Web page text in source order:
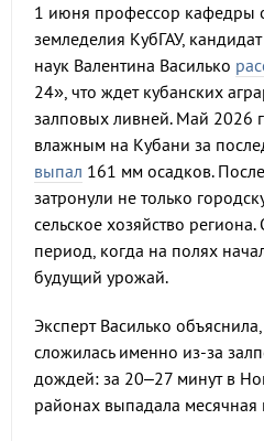
1 июня профессор кафедры
земледелия КубГАУ,
наук Валентина Василько
24», что ждет кубанских
залповых ливней. Май 2026
влажным на Кубани за
выпал 161 мм осадков.
затронули не только
сельское хозяйство
период, когда на полях
будущий урожай.
Эксперт Василько
сложилась именно из-за
дождей: за 20–27 минут в
районах выпадала